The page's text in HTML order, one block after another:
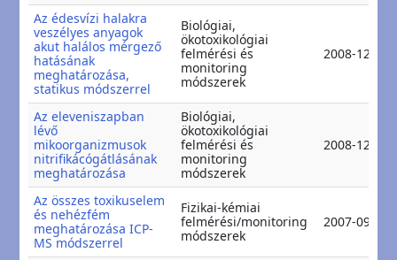
Az édesvízi halakra
veszélyes anyagok
akut halálos mérgező
hatásának
meghatározása,
statikus módszerrel
Biológiai,
ökotoxikológiai
felmérési és
monitoring
módszerek
2008-12-11
Az eleveniszapban
lévő
mikoorganizmusok
nitrifikácógátlásának
meghatározása
Biológiai,
ökotoxikológiai
felmérési és
monitoring
módszerek
2008-12-05
Az összes toxikuselem
és nehézfém
meghatározása ICP-
MS módszerrel
Fizikai-kémiai
felmérési/monitoring
módszerek
2007-09-09